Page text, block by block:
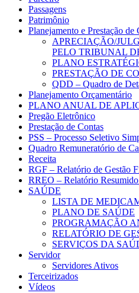
Passagens
Patrimônio
Planejamento e Prestação de
APRECIAÇÃO/
PELO TRIBUNAL
PLANO
PRESTAÇÃO DE
QDD – Quadro de
Planejamento Orçamentário
PLANO ANUAL DE
Pregão Eletrônico
Prestação de Contas
PSS – Processo Seletivo
Quadro Remuneratório de
Receita
RGF – Relatório de Gestão
RREO – Relatório
SAÚDE
LISTA DE
PLANO DE SAÚDE
PROGRAMAÇÃO
RELATÓRIO DE
SERVIÇOS DA
Servidor
Servidores Ativos
Terceirizados
Vídeos